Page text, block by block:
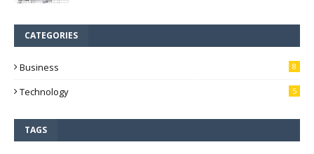
CATEGORIES
Business 8
Technology 5
TAGS